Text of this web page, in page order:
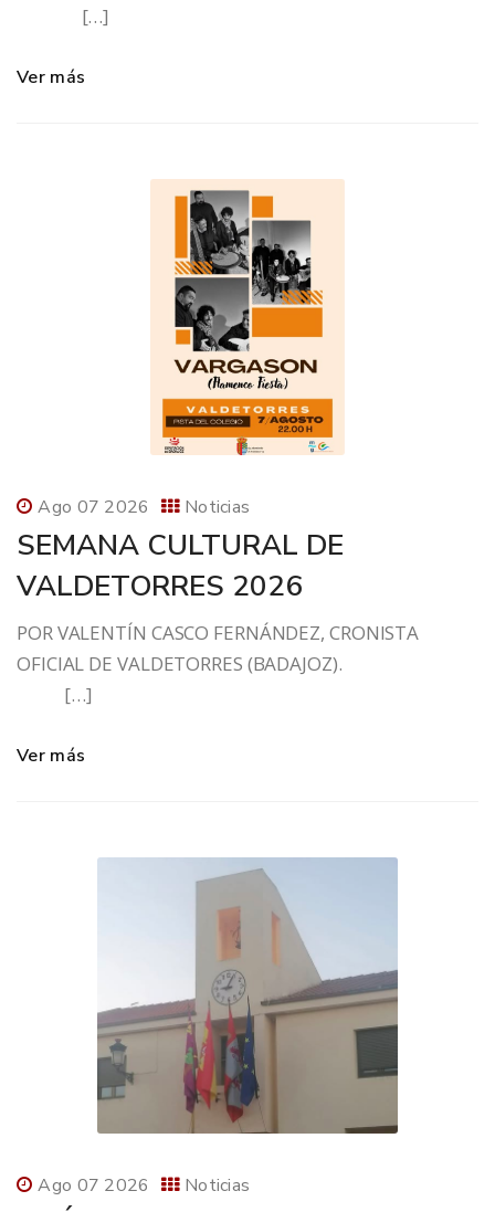
[…]
Ver más
Ago 07 2026 Noticias
SEMANA CULTURAL DE
VALDETORRES 2026
POR VALENTÍN CASCO FERNÁNDEZ, CRONISTA
OFICIAL DE VALDETORRES (BADAJOZ).
[…]
Ver más
Ago 07 2026 Noticias